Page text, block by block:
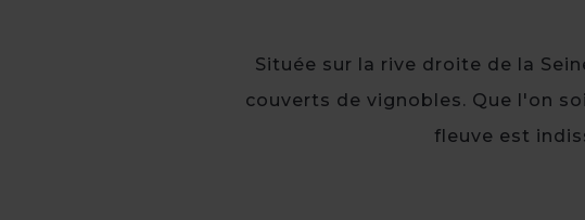
Située sur la rive droite de la
couverts de vignobles. Que l'on
fleuve est